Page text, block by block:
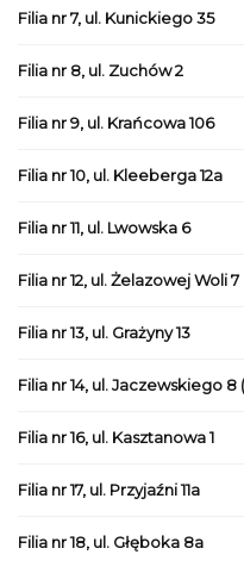
Filia nr 7, ul. Kunickiego 35
Filia nr 8, ul. Zuchów 2
Filia nr 9, ul. Krańcowa 106
Filia nr 10, ul. Kleeberga 12a
Filia nr 11, ul. Lwowska 6
Filia nr 12, ul. Żelazowej Woli 7
Filia nr 13, ul. Grażyny 13
Filia nr 14, ul. Jaczewskiego 8
Filia nr 16, ul. Kasztanowa 1
Filia nr 17, ul. Przyjaźni 11a
Filia nr 18, ul. Głęboka 8a